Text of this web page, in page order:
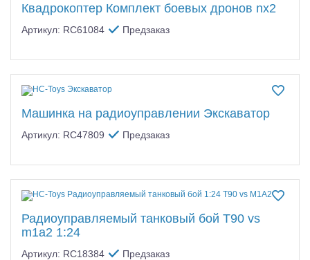
Квадрокоптер Комплект боевых дронов nx2
Артикул: RC61084 Предзаказ
Машинка на радиоуправлении Экскаватор
Артикул: RC47809 Предзаказ
Радиоуправляемый танковый бой T90 vs
m1a2 1:24
Артикул: RC18384 Предзаказ